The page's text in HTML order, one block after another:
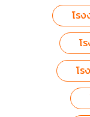
โร
โ
โ